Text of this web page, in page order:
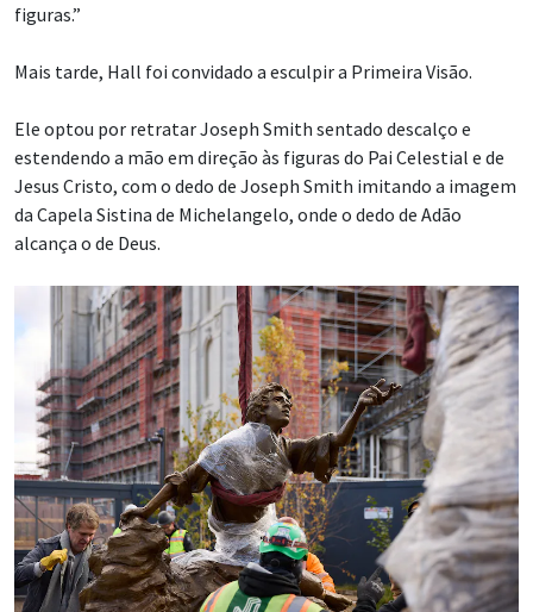
figuras.”
Mais tarde, Hall foi convidado a esculpir a Primeira Visão.
Ele optou por retratar Joseph Smith sentado descalço e
estendendo a mão em direção às figuras do Pai Celestial e de
Jesus Cristo, com o dedo de Joseph Smith imitando a imagem
da Capela Sistina de Michelangelo, onde o dedo de Adão
alcança o de Deus.